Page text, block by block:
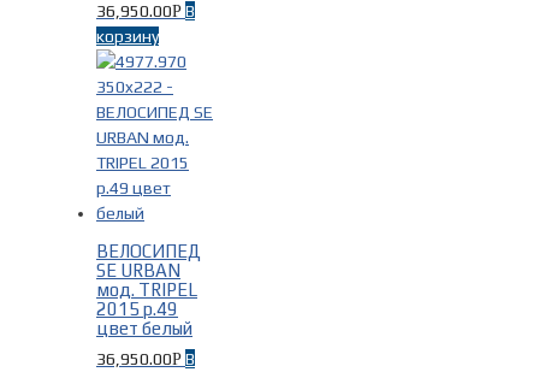
Красный
Синий(2)
Фиолетовый
чёрный
Фильтр
36,950.00Р В
корзину
ВЕЛОСИПЕД
SE URBAN
мод. TRIPEL
2015 р.49
цвет белый
36,950.00Р В